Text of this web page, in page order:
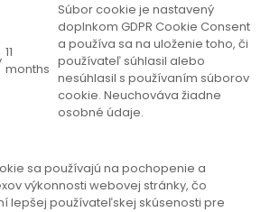
11
months
Súbor cookie je nastavený
doplnkom GDPR Cookie Consent
a používa sa na uloženie toho, či
používateľ súhlasil alebo
nesúhlasil s používaním súborov
cookie. Neuchováva žiadne
osobné údaje.
sa používajú na pochopenie a
výkonnosti webovej stránky, čo
lepšej používateľskej skúsenosti pre